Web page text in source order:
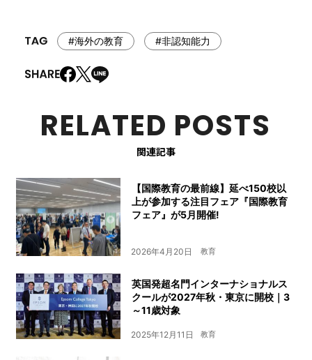
#海外の教育 #非認知能力
RELATED POSTS
関連記事
【国際教育の最前線】延べ150校以
上が参加する注目フェア『国際教育
フェア』が5月開催!
2026年4月20日 教育
英国発超名門インターナショナルス
クールが2027年秋・東京に開校｜3
～11歳対象
2025年12月11日 教育